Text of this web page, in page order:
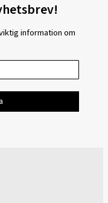
information om